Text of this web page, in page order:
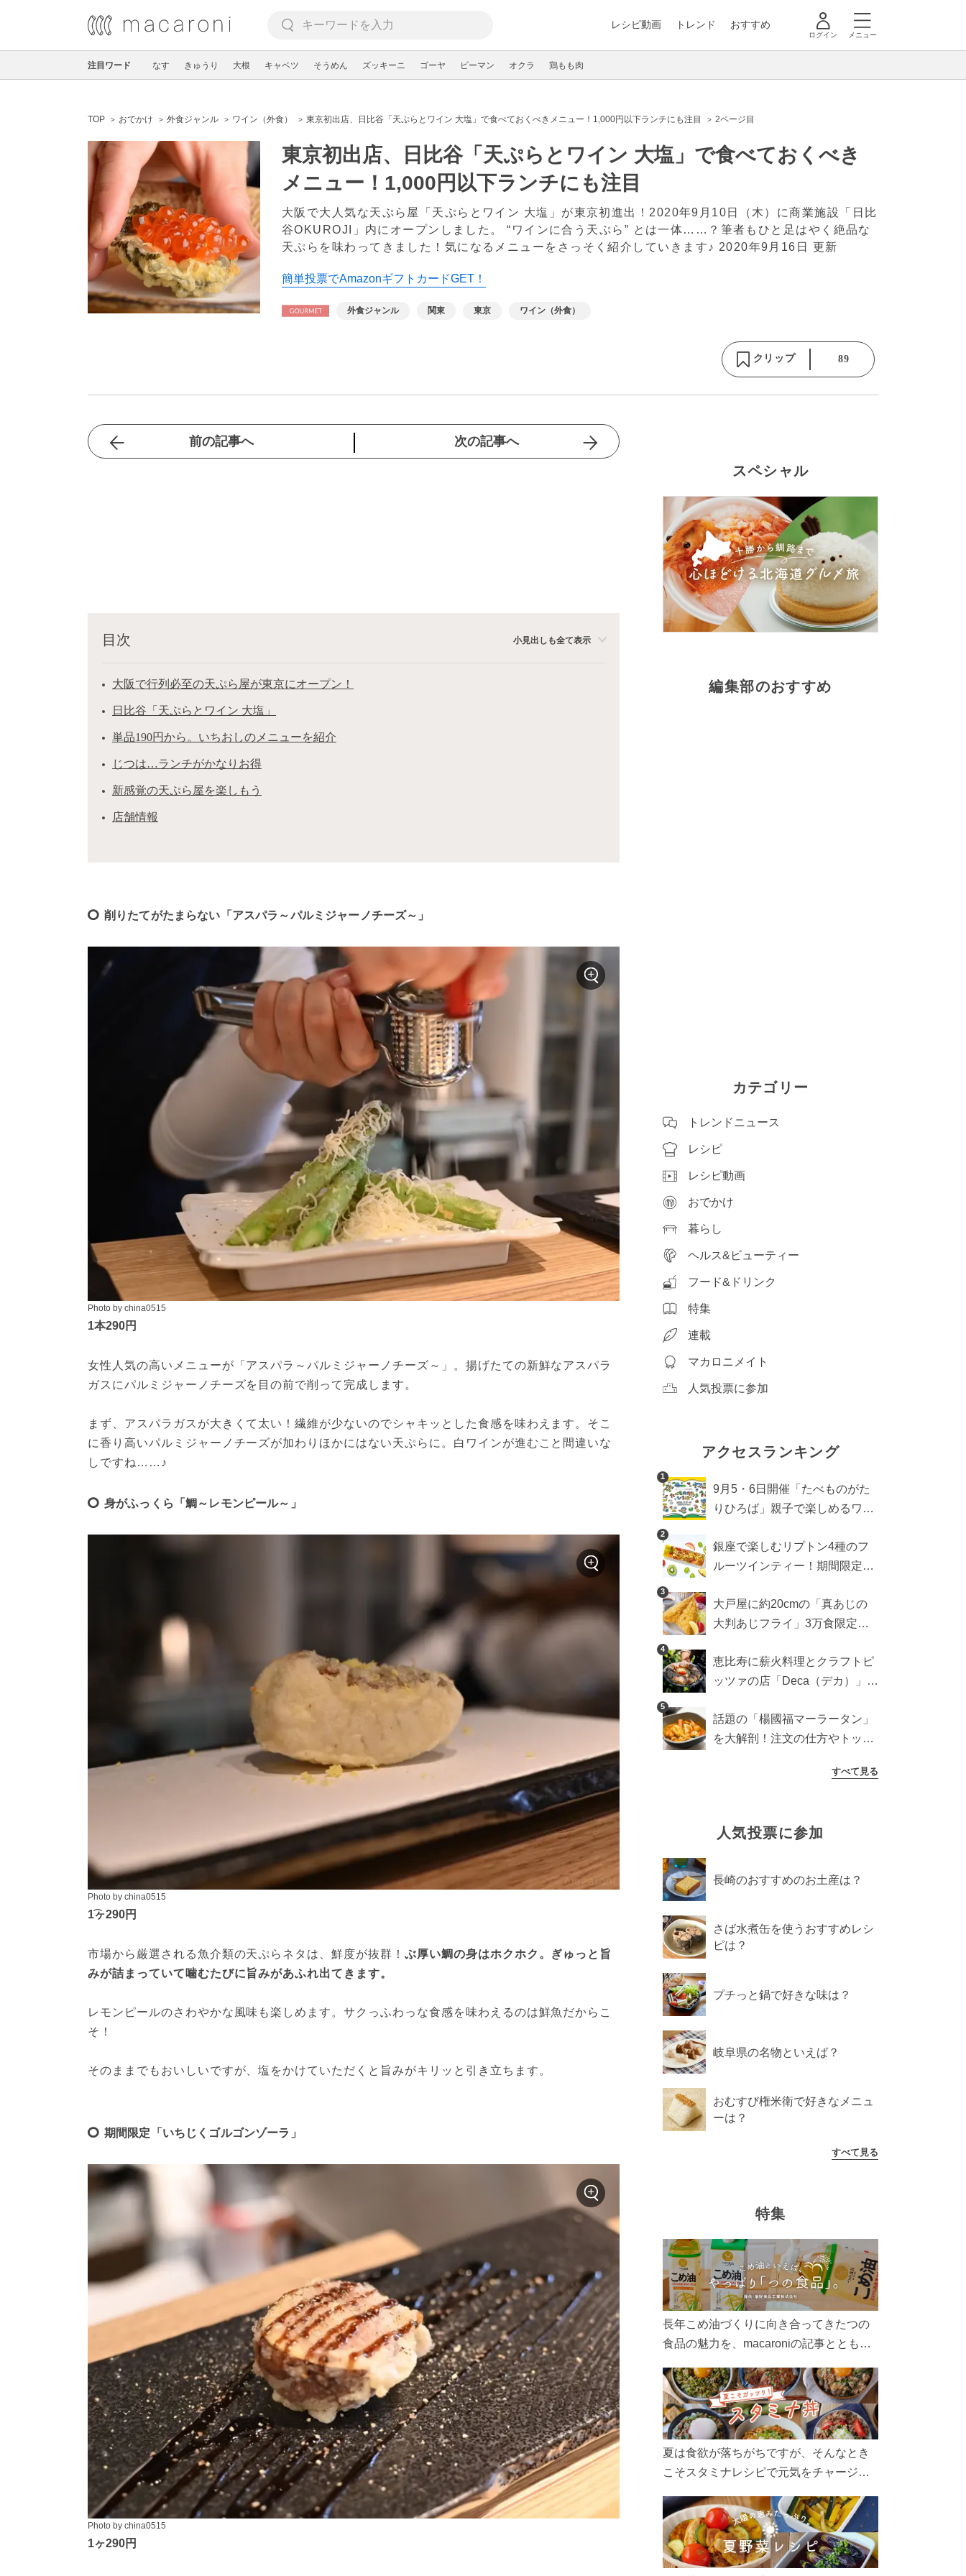
レシピ動画 トレンド おすすめ
ログイン メニュー
注目ワード なす きゅうり 大根 キャベツ そうめん ズッキーニ ゴーヤ ピーマン オクラ 鶏もも肉
TOP おでかけ 外食ジャンル ワイン（外食） 東京初出店、日比谷「天ぷらとワイン 大塩」で食べておくべきメニュー！1,000円以下ランチにも注目 2ページ目
東京初出店、日比谷「天ぷらとワイン 大塩」で食べておくべき
メニュー！1,000円以下ランチにも注目
大阪で大人気な天ぷら屋「天ぷらとワイン 大塩」が東京初進出！2020年9月10日（木）に商業施設「日比
谷OKUROJI」内にオープンしました。 “ワインに合う天ぷら” とは一体……？筆者もひと足はやく絶品な
天ぷらを味わってきました！気になるメニューをさっそく紹介していきます♪ 2020年9月16日 更新
簡単投票でAmazonギフトカードGET！
外食ジャンル 関東 東京 ワイン（外食）
クリップ 89
前の記事へ 次の記事へ
目次 小見出しも全て表示
大阪で行列必至の天ぷら屋が東京にオープン！
日比谷「天ぷらとワイン 大塩」
単品190円から。いちおしのメニューを紹介
じつは…ランチがかなりお得
新感覚の天ぷら屋を楽しもう
店舗情報
削りたてがたまらない「アスパラ～パルミジャーノチーズ～」
Photo by china0515
1本290円
女性人気の高いメニューが「アスパラ～パルミジャーノチーズ～」。揚げたての新鮮なアスパラ
ガスにパルミジャーノチーズを目の前で削って完成します。
まず、アスパラガスが大きくて太い！繊維が少ないのでシャキッとした食感を味わえます。そこ
に香り高いパルミジャーノチーズが加わりほかにはない天ぷらに。白ワインが進むこと間違いな
しですね……♪
身がふっくら「鯛～レモンピール～」
Photo by china0515
1͡ヶ290円
市場から厳選される魚介類の天ぷらネタは、鮮度が抜群！ ぶ厚い鯛の身はホクホク。ぎゅっと旨
みが詰まっていて噛むたびに旨みがあふれ出てきます。
レモンピールのさわやかな風味も楽しめます。サクっふわっな食感を味わえるのは鮮魚だからこ
そ！
そのままでもおいしいですが、塩をかけていただくと旨みがキリッと引き立ちます。
期間限定「いちじくゴルゴンゾーラ」
Photo by china0515
1ヶ290円
スペシャル
編集部のおすすめ
カテゴリー
トレンドニュース
レシピ
レシピ動画
おでかけ
暮らし
ヘルス&ビューティー
フード&ドリンク
特集
連載
マカロニメイト
人気投票に参加
アクセスランキング
1
9月5・6日開催「たべものがた
りひろば」親子で楽しめるワー
ーなどをご紹介
2
銀座で楽しむリプトン4種のフ
ルーツインティー！期間限定キ
3
大戸屋に約20cmの「真あじの
大判あじフライ」3万食限定で
メニュー
4
恵比寿に薪火料理とクラフトピ
ッツァの店「Deca（デカ）」が
ストラン
5
話題の「楊國福マーラータン」
を大解剖！注文の仕方やトッピ
すべて見る
人気投票に参加
長崎のおすすめのお土産は？
さば水煮缶を使うおすすめレシ
ピは？
プチっと鍋で好きな味は？
岐阜県の名物といえば？
おむすび権米衛で好きなメニュ
ーは？
すべて見る
特集
長年こめ油づくりに向き合ってきたつの
食品の魅力を、macaroniの記事とともに
ん、製造現場や品質へのこだわりまで。
こめ油をもっと好きになるコンテンツを
ぜひお楽しみください。
夏は食欲が落ちがちですが、そんなとき
こそスタミナレシピで元気をチャージ！
リ食べて、夏バテを吹き飛ばしましょ
う！